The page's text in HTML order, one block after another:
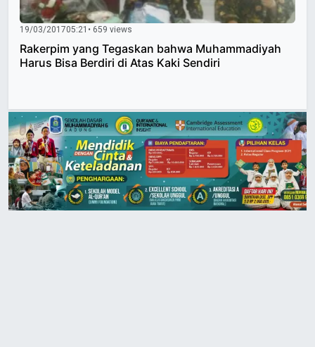
19/03/201705:21 • 659 views
Rakerpim yang Tegaskan bahwa Muhammadiyah
Harus Bisa Berdiri di Atas Kaki Sendiri